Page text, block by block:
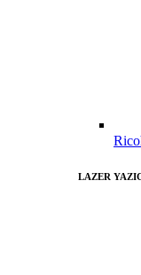
LAZER